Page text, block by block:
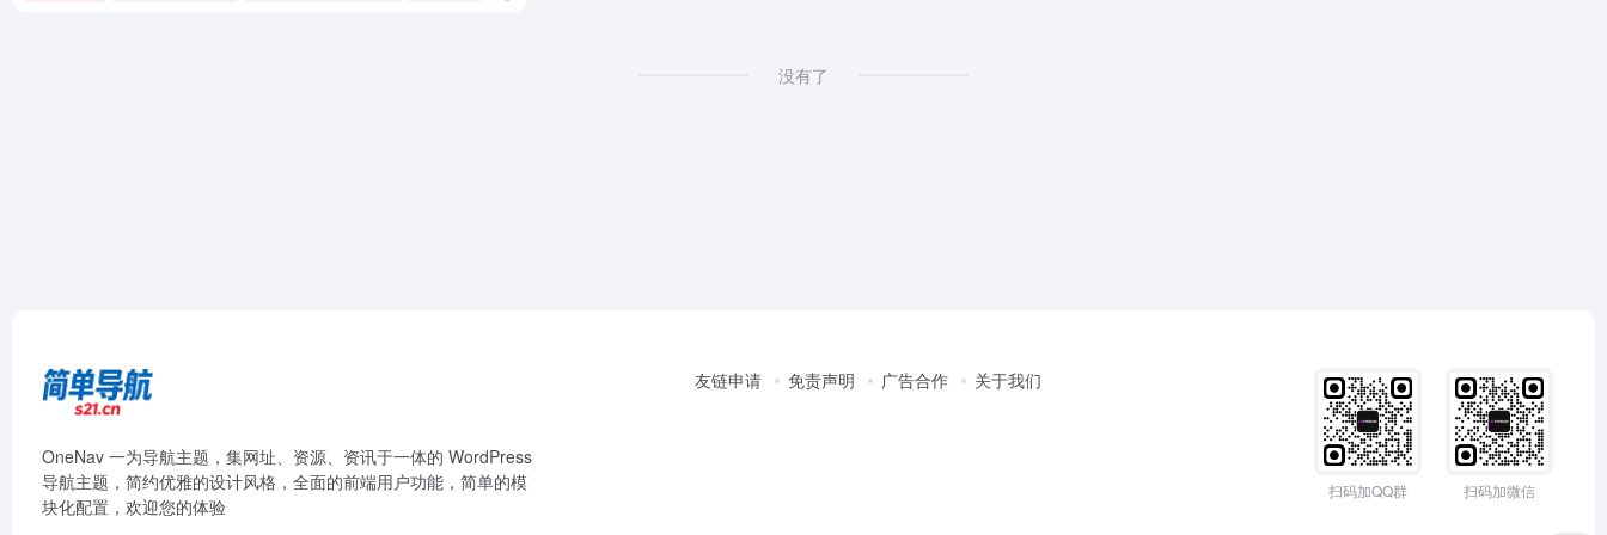
没有了
OneNav 一为导航主题，集网址、资源、资讯于一体的 WordPress
导航主题，简约优雅的设计风格，全面的前端用户功能，简单的模
块化配置，欢迎您的体验
友链申请 免责声明 广告合作 关于我们
扫码加QQ群 扫码加微信